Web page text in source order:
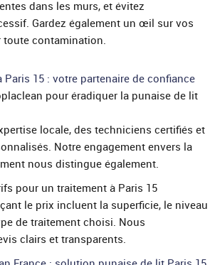
dans les murs, et évitez
Gardez également un œil sur vos
toute contamination.
Paris 15 : votre partenaire de confiance
pour éradiquer la punaise de lit
locale, des techniciens certifiés et
Notre engagement envers la
nous distingue également.
pour un traitement à Paris 15
le prix incluent la superficie, le niveau
de traitement choisi. Nous
clairs et transparents.